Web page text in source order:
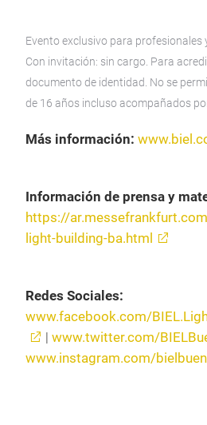
Evento exclusivo para profesionales
Con invitación: sin cargo. Para
documento de identidad. No se
de 16 años incluso acompañados
Más información:
Información de prensa y
https://
light-building-ba.html
Redes Sociales:
www.facebook.com/
| www.twitter.com/
www.instagram.com/